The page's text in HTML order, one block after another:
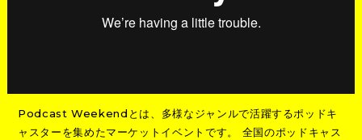
Podcast Weekendとは、多様なジャンルで活躍するポッドキ
ャスターを集めたマーケットイベントです。 全国のポッドキャス